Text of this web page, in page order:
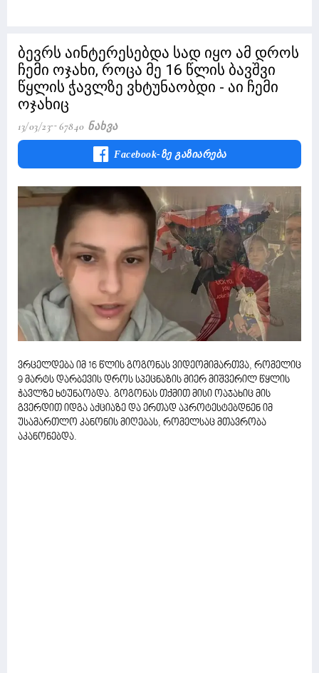
ბევრს აინტერესებდა სად იყო ამ დროს
ჩემი ოჯახი, როცა მე 16 წლის ბავშვი
წყლის ჭავლზე ვხტუნაობდი - აი ჩემი
ოჯახიც
13/03/23 67840 Ნახვა
Facebook-Ზე Გაზიარება
ვრცელდება იმ 16 წლის გოგონას ვიდეომიმართვა, რომელიც
9 მარტს დარბევის დროს სპეცნაზის მიერ მიშვერილ წყლის
ჭავლზე ხტუნაობდა. გოგონას თქმით მისი ოაჯახიც მის
გვერდით იდგა აქციაზე და ერთად აპროტესტებდნენ იმ
უსამართლო კანონის მიღებას, რომელსაც მთავრობა
აკანონებდა.